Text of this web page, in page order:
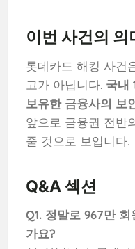
이번 사건의 의
롯데카드 해킹 사건
고가 아닙니다. 국내
보유한 금융사의 보
앞으로 금융권 전반
줄 것으로 보입니다.
Q&A 섹션
Q1. 정말로 967만
가요?